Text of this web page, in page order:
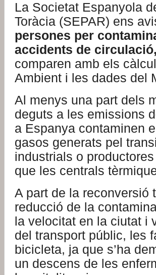
La Societat Espanyola
Toràcia (SEPAR) ens
persones per
accidents de circulació,
comparen amb els
Ambient i les dades del
Al menys una part dels
deguts a les emissions
a Espanya contaminen
gasos generats pel
industrials o
que les centrals
A part de la reconversió
reducció de la
la velocitat en la ciutat i
del transport públic, les
bicicleta, ja que s’ha
un descens de les